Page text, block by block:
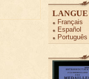
LANGUE
Français
Español
Português